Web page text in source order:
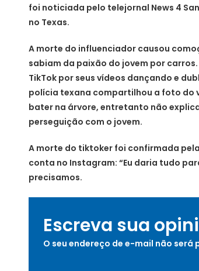
foi noticiada pelo telejornal News 4
no Texas.
A morte do influenciador causou
sabiam da paixão do jovem por
TikTok por seus vídeos dançando e
polícia texana compartilhou a foto do
bater na árvore, entretanto não
perseguição com o jovem.
A morte do tiktoker foi confirmada
conta no Instagram: “Eu daria tudo
precisamos.
Escreva sua
O seu endereço de e-mail não será